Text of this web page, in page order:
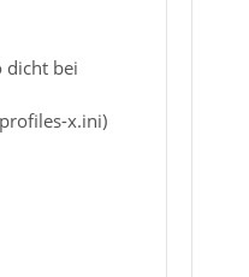
dicht bei
x.ini)